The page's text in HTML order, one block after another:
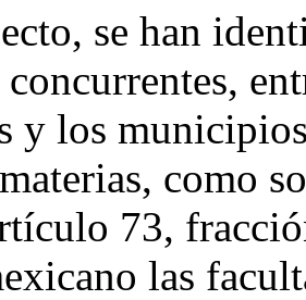
se han
y los
como
73,
las